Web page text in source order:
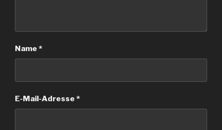
Name *
E-Mail-Adresse *